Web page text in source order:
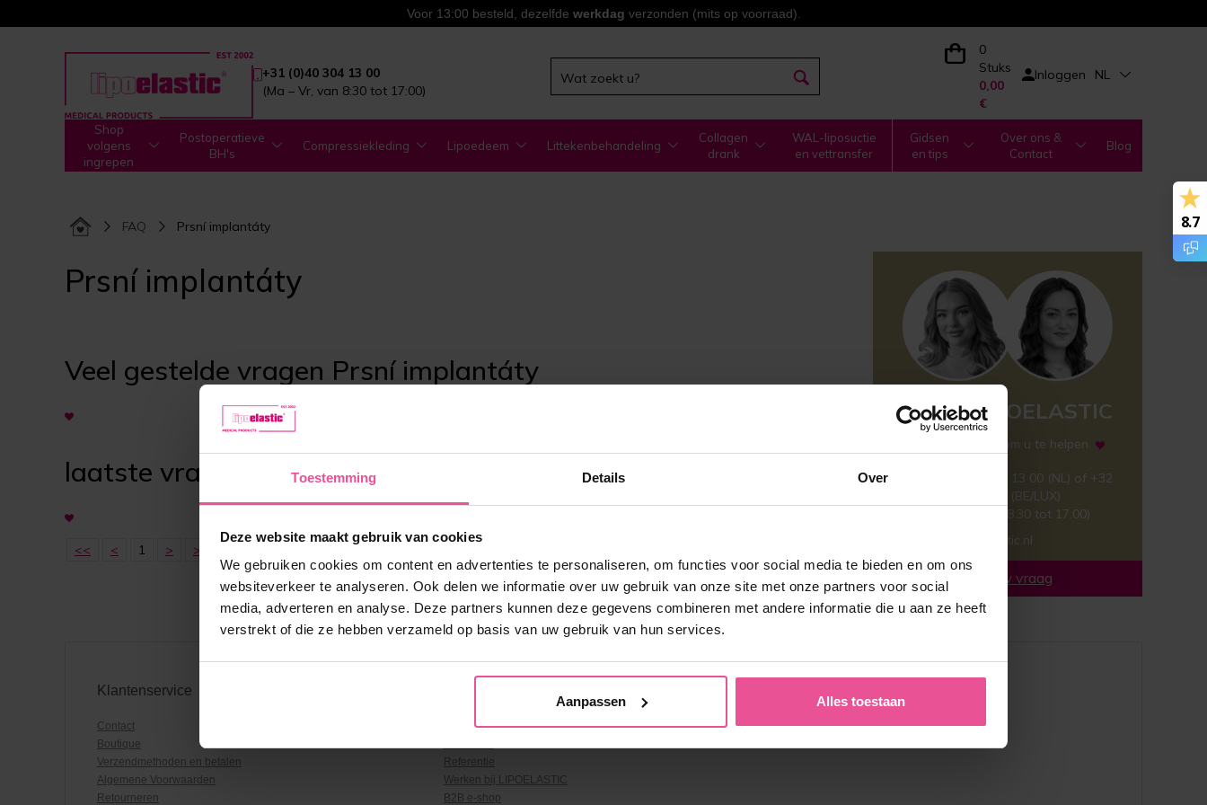
Toestemming Details Over
Deze website maakt gebruik van cookies
We gebruiken cookies om content en advertenties te personaliseren, om functies voor social media te bieden en om ons
websiteverkeer te analyseren. Ook delen we informatie over uw gebruik van onze site met onze partners voor social
media, adverteren en analyse. Deze partners kunnen deze gegevens combineren met andere informatie die u aan ze heeft
verstrekt of die ze hebben verzameld op basis van uw gebruik van hun services.
Aanpassen Alles toestaan
Voor 13:00 besteld, dezelfde werkdag verzonden (mits op voorraad).
+31 (0)40 304 13 00
(Ma – Vr, van 8:30 tot 17:00)
0
Stuks
0,00
€
Inloggen NL
Shop
volgens
ingrepen
Postoperatieve
BH's
Compressiekleding Lipoedeem Littekenbehandeling
Collagen
drank
WAL-liposuctie
en vettransfer
Gidsen
en tips
Over ons &
Contact
Blog
FAQ Prsní implantáty
Prsní implantáty
Veel gestelde vragen Prsní implantáty
laatste vraag
<< < 1 > >>
TEAM LIPOELASTIC
Wij zijn hier om u te helpen
+31 (0)40 304 13 00 (NL) of +32
(0)78 481 963 (BE/LUX)
(Ma – Vr, van 8:30 tot 17:00)
info@lipoelastic.nl
Stel uw vraag
Klantenservice
Contact
Boutique
Verzendmethoden en betalen
Algemene Voorwaarden
Retourneren
Over ons & Contact
Referentie
Werken bij LIPOELASTIC
B2B e-shop
8.7